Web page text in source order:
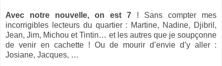
Avec notre nouvelle, on est 7 ! Sans compter mes
incorrigibles lecteurs du quartier : Martine, Nadine, Djibril,
Jean, Jim, Michou et Tintin… et les autres que je soupçonne
de venir en cachette ! Ou de mourir d’envie d’y aller :
Josiane, Jacques, …